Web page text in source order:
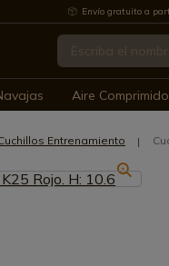
Envío gratuito a
Aire Comprimido
Entrenamiento